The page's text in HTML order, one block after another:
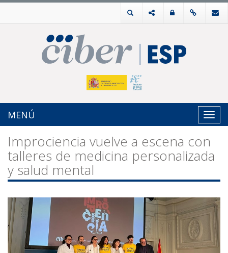
MENÚ
Improciencia vuelve a escena con
talleres de medicina personalizada
y salud mental